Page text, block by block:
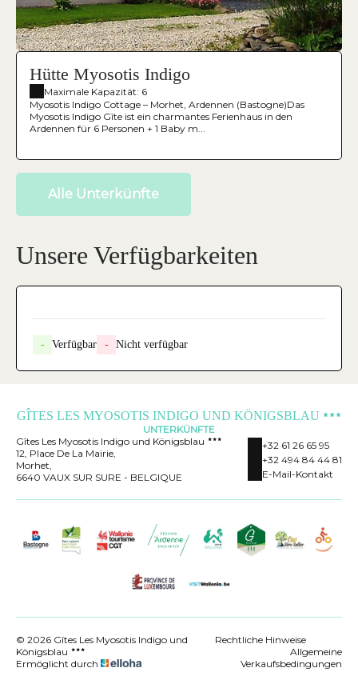
Hütte Myosotis Indigo
Maximale Kapazität: 6
Myosotis Indigo Cottage – Morhet, Ardennen (Bastogne)Das
Myosotis Indigo Gîte ist ein charmantes Ferienhaus in den
Ardennen für 6 Personen + 1 Baby m...
Alle Unterkünfte
Unsere Verfügbarkeiten
- Verfügbar - Nicht verfügbar
GÎTES LES MYOSOTIS INDIGO UND KÖNIGSBLAU
UNTERKÜNFTE
Gîtes Les Myosotis Indigo und Königsblau
12, Place De La Mairie,
Morhet,
6640 VAUX SUR SURE - BELGIQUE
+32 61 26 65 95
+32 494 84 44 81
E-Mail-Kontakt
© 2026 Gîtes Les Myosotis Indigo und
Königsblau
Ermöglicht durch
Rechtliche Hinweise
Allgemeine
Verkaufsbedingungen